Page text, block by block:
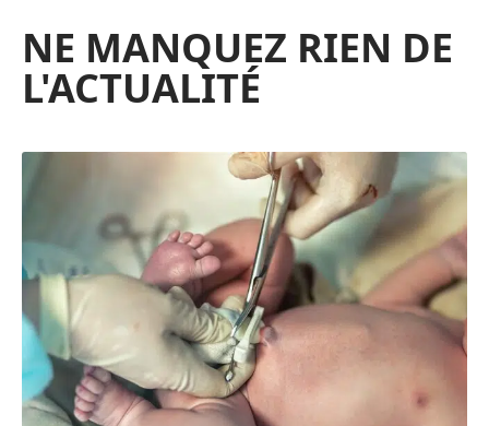
NE MANQUEZ RIEN DE
L'ACTUALITÉ